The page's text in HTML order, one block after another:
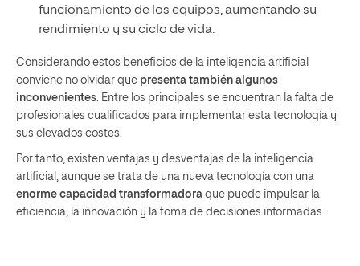
funcionamiento de los equipos, aumentando su
rendimiento y su ciclo de vida.
Considerando estos beneficios de la inteligencia artificial
conviene no olvidar que presenta también algunos
inconvenientes . Entre los principales se encuentran la falta de
profesionales cualificados para implementar esta tecnología y
sus elevados costes.
Por tanto, existen ventajas y desventajas de la inteligencia
artificial, aunque se trata de una nueva tecnología con una
enorme capacidad transformadora que puede impulsar la
eficiencia, la innovación y la toma de decisiones informadas.